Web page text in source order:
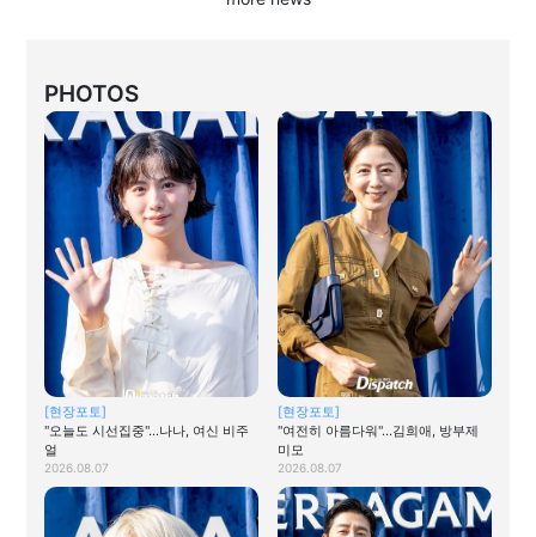
PHOTOS
[현장포토]
"오늘도 시선집중"…나나, 여신 비주
얼
2026.08.07
[현장포토]
"여전히 아름다워"…김희애, 방부제
미모
2026.08.07